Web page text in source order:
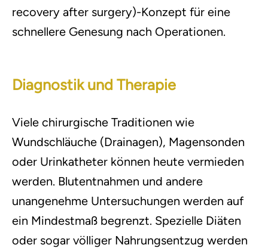
recovery after surgery)-Konzept für eine
schnellere Genesung nach Operationen.
Diagnostik und Therapie
Viele chirurgische Traditionen wie
Wundschläuche (Drainagen), Magensonden
oder Urinkatheter können heute vermieden
werden. Blutentnahmen und andere
unangenehme Untersuchungen werden auf
ein Mindestmaß begrenzt. Spezielle Diäten
oder sogar völliger Nahrungsentzug werden